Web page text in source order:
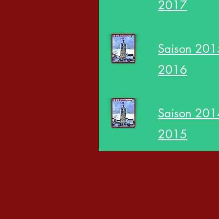
2017
Saison
2016
Saison
2015